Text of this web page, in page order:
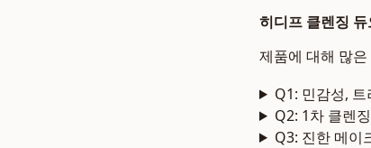
히디프 클렌징
제품에 대해 많
Q1: 민감성,
Q2: 1차 클렌
Q3: 진한 메이